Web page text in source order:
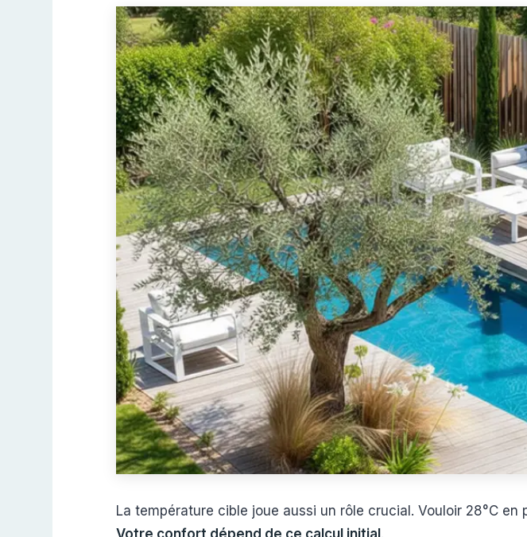
La température cible joue aussi un rôle crucial. Vouloir 28°C
Votre confort dépend de ce calcul initial